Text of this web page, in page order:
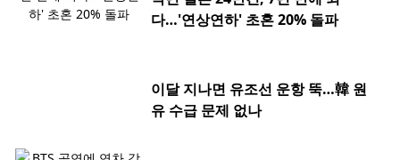
다…'연상연하' 초혼 20% 돌파
이달 지나면 유조선 운항 뚝…韓 원
유 수급 문제 없나